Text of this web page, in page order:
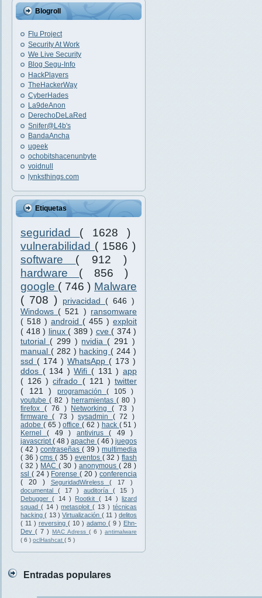
Blogroll
Flu Project
Security At Work
We Live Security
Blog Segu-Info
HackPlayers
TheHackerWay
CyberHades
La9deAnon
DerechoDeLaRed
Snifer@L4b's
BandaAncha
ugeek
ochobitshacenunbyte
voidnull
lynksthings.com
Etiquetas
seguridad ( 1628 )
vulnerabilidad ( 1586 )
software ( 912 )
hardware ( 856 )
google ( 746 ) Malware
( 708 )
privacidad ( 646 )
Windows ( 521 ) ransomware
( 518 ) android ( 455 ) exploit
( 418 ) linux ( 389 ) cve ( 374 )
tutorial ( 299 ) nvidia ( 291 )
manual ( 282 ) hacking ( 244 )
ssd ( 174 ) WhatsApp ( 173 )
ddos ( 134 )Wifi ( 131 ) app
( 126 )cifrado ( 121 )twitter
( 121 ) programación( 105 )
youtube( 82 ) herramientas( 80 )
firefox ( 76 ) Networking( 73 )
firmware( 73 )sysadmin ( 72 )
adobe ( 65 )office( 62 ) hack ( 51 )
Kernel( 49 ) antivirus( 49 )
javascript( 48 )apache ( 46 ) juegos
( 42 ) contraseñas ( 39 ) multimedia
( 36 )cms( 35 ) eventos ( 32 )flash
( 32 ) MAC( 30 ) anonymous ( 28 )
ssl ( 24 ) Forense( 20 ) conferencia
( 20 )
SeguridadWireless( 17 )
documental ( 17 ) auditoría ( 15 )
Debugger( 14 ) Rootkit ( 14 ) lizard
squad ( 14 )metasploit( 13 ) técnicas
hacking( 13 )Virtualización ( 11 ) delitos
( 11 ) reversing ( 10 ) adamo ( 9 ) Ehn-
Dev ( 7 ) MAC Adress ( 6 ) antimalware
( 6 ) oclHashcat ( 5 )
Entradas populares